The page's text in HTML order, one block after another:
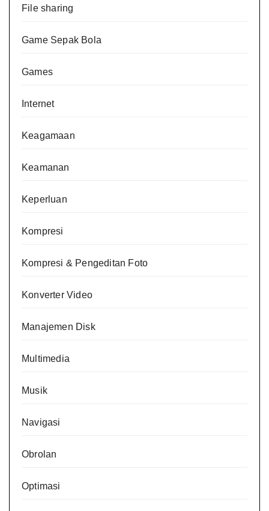
File sharing
Game Sepak Bola
Games
Internet
Keagamaan
Keamanan
Keperluan
Kompresi
Kompresi & Pengeditan Foto
Konverter Video
Manajemen Disk
Multimedia
Musik
Navigasi
Obrolan
Optimasi